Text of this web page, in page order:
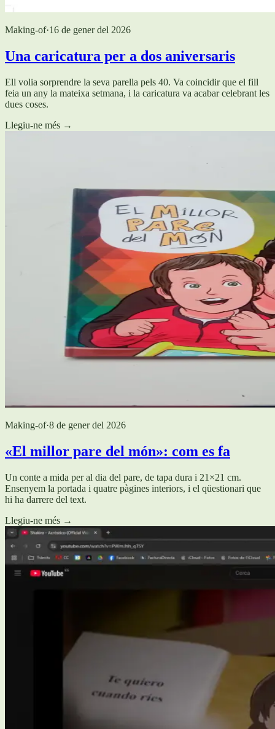
Making-of·16 de gener del 2026
Una caricatura per a dos aniversaris
Ell volia sorprendre la seva parella pels 40. Va coincidir que el fill
feia un any la mateixa setmana, i la caricatura va acabar celebrant les
dues coses.
Llegiu-ne més →
Making-of·8 de gener del 2026
«El millor pare del món»: com es fa
Un conte a mida per al dia del pare, de tapa dura i 21×21 cm.
Ensenyem la portada i quatre pàgines interiors, i el qüestionari que
hi ha darrere del text.
Llegiu-ne més →